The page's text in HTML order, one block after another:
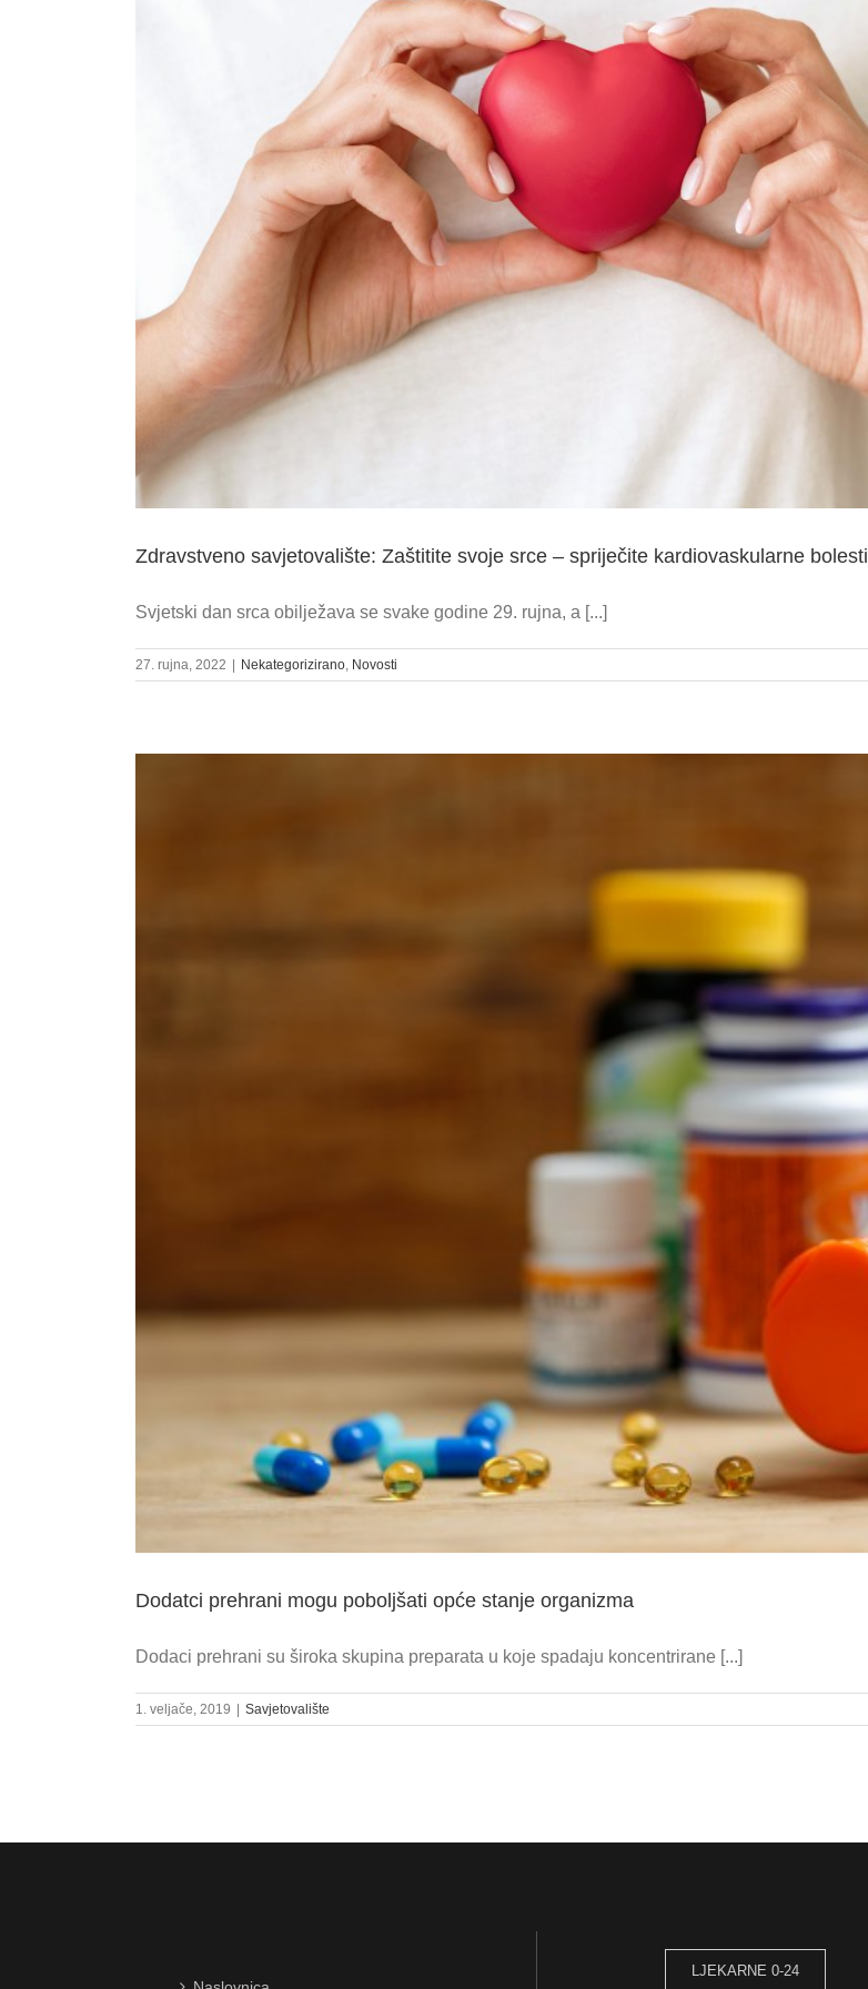
Zdravstveno savjetovalište: Zaštitite svoje srce – spriječite kardiovaskularne bolesti
Svjetski dan srca obilježava se svake godine 29. rujna, a [...]
27. rujna, 2022 | Nekategorizirano Novosti
Dodatci prehrani mogu poboljšati opće stanje organizma
Dodaci prehrani su široka skupina preparata u koje spadaju koncentrirane [...]
1. veljače, 2019 Savjetovalište
LJEKARNE 0-24